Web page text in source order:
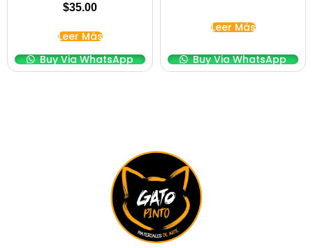
$35.00
Leer Más
Buy Via WhatsApp
Leer Más
Buy Via WhatsApp